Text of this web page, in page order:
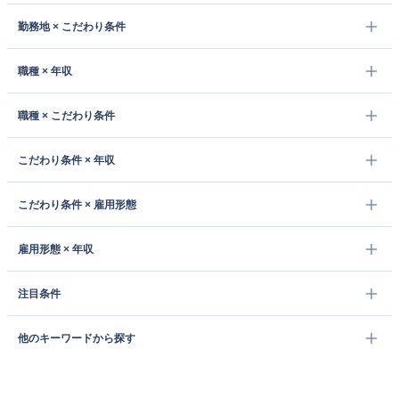
勤務地 × こだわり条件
職種 × 年収
職種 × こだわり条件
こだわり条件 × 年収
こだわり条件 × 雇用形態
雇用形態 × 年収
注目条件
他のキーワードから探す